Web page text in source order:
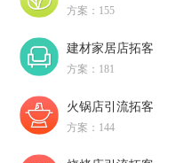
方案：155
建材家居店拓客
方案：181
火锅店引流拓客
方案：144